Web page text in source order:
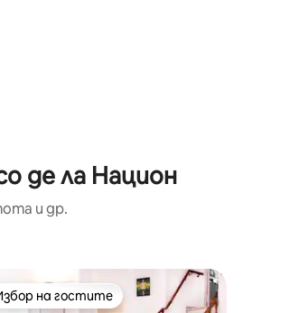
де ла Национ
и др.
популярен избор на гостите
на гостите